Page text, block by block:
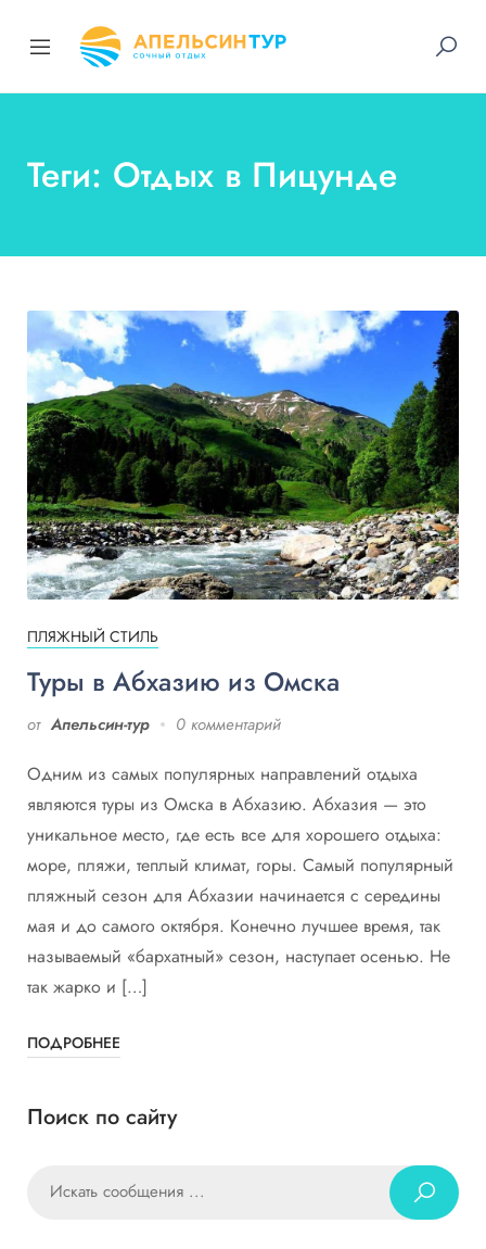
Теги: Отдых в Пицунде
ПЛЯЖНЫЙ СТИЛЬ
Туры в Абхазию из Омска
от Апельсин-тур 0 комментарий
Одним из самых популярных направлений отдыха
являются туры из Омска в Абхазию. Абхазия — это
уникальное место, где есть все для хорошего отдыха:
море, пляжи, теплый климат, горы. Самый популярный
пляжный сезон для Абхазии начинается с середины
мая и до самого октября. Конечно лучшее время, так
называемый «бархатный» сезон, наступает осенью. Не
так жарко и […]
ПОДРОБНЕЕ
Поиск по сайту